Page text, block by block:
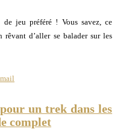
de jeu préféré ! Vous savez, ce
d’aller se balader sur les
un trek dans les
complet